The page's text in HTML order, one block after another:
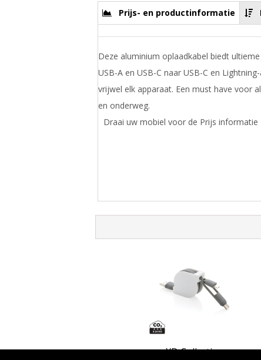
Prijs- en productinformatie
Deze aluminium oplaadkabel biedt
USB-A en USB-C naar USB-C en
vrijwel elk apparaat. Een must have voor
en onderweg.
Draai uw mobiel voor de Prijs informatie
XD Collection